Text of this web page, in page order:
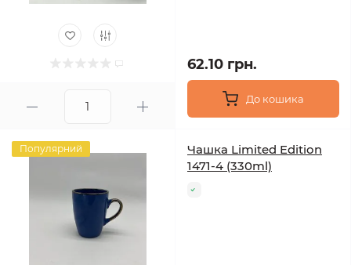
62.10 грн.
До кошика
Популярний
Чашка Limited Edition
1471-4 (330ml)